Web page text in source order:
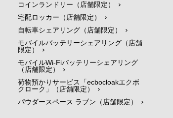
コインランドリー（店舗限定）
宅配ロッカー（店舗限定）
自転車シェアリング（店舗限定）
モバイルバッテリーシェアリング（店舗
限定）
モバイルWi-Fiバッテリーシェアリング
（店舗限定）
荷物預かりサービス「ecbocloakエクボ
クローク」（店舗限定）
パウダースペース ラブン（店舗限定）